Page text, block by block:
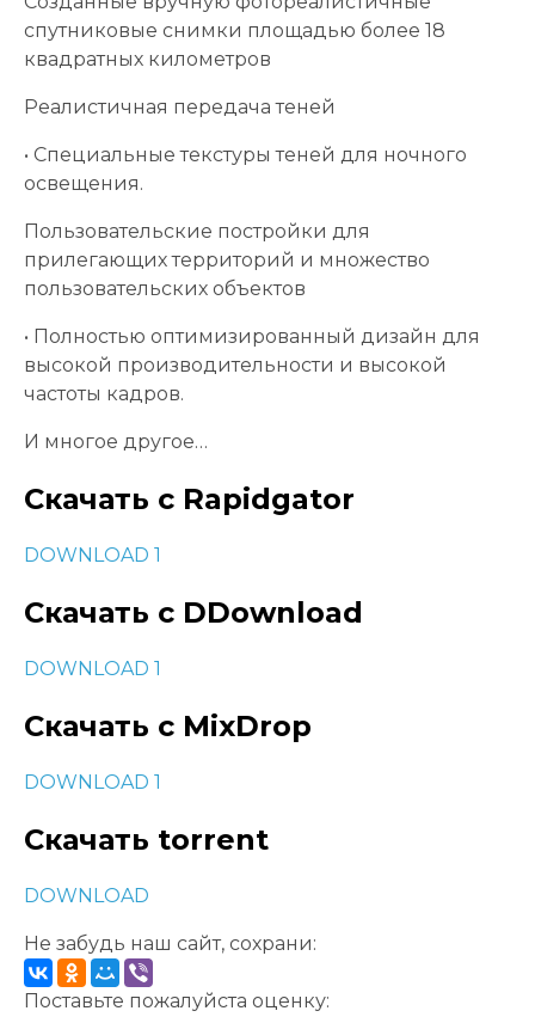
спутниковые снимки площадью более 18
квадратных километров
Реалистичная передача теней
• Специальные текстуры теней для ночного
освещения.
Пользовательские постройки для
прилегающих территорий и множество
пользовательских объектов
• Полностью оптимизированный дизайн для
высокой производительности и высокой
частоты кадров.
И многое другое…
Скачать с Rapidgator
DOWNLOAD 1
Скачать с DDownload
DOWNLOAD 1
Скачать с MixDrop
DOWNLOAD 1
Скачать torrent
DOWNLOAD
Не забудь наш сайт, сохрани:
Поставьте пожалуйста оценку: